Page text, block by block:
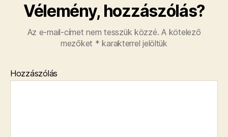
Vélemény, hozzászólás?
Az e-mail-címet nem tesszük közzé. A kötelező
mezőket * karakterrel jelöltük
Hozzászólás